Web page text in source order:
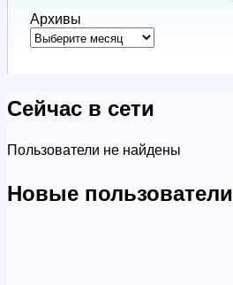
Архивы
Сейчас в сети
Пользователи не найдены
Новые пользователи